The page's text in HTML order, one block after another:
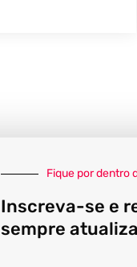
Fique por dentro
Inscreva-se e
sempre